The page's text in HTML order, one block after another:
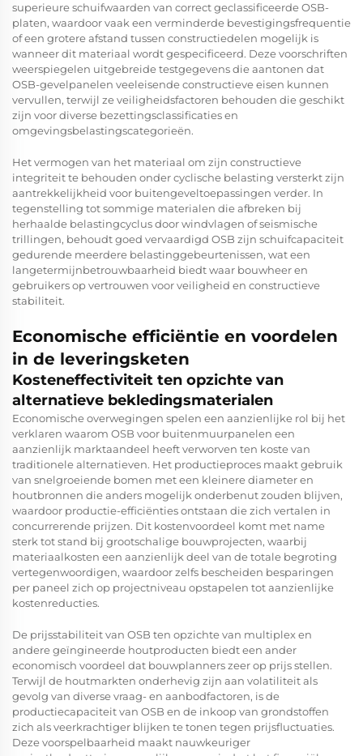
superieure schuifwaarden van correct geclassificeerde OSB-
platen, waardoor vaak een verminderde bevestigingsfrequentie
of een grotere afstand tussen constructiedelen mogelijk is
wanneer dit materiaal wordt gespecificeerd. Deze voorschriften
weerspiegelen uitgebreide testgegevens die aantonen dat
OSB-gevelpanelen veeleisende constructieve eisen kunnen
vervullen, terwijl ze veiligheidsfactoren behouden die geschikt
zijn voor diverse bezettingsclassificaties en
omgevingsbelastingscategorieën.
Het vermogen van het materiaal om zijn constructieve
integriteit te behouden onder cyclische belasting versterkt zijn
aantrekkelijkheid voor buitengeveltoepassingen verder. In
tegenstelling tot sommige materialen die afbreken bij
herhaalde belastingcyclus door windvlagen of seismische
trillingen, behoudt goed vervaardigd OSB zijn schuifcapaciteit
gedurende meerdere belastinggebeurtenissen, wat een
langetermijnbetrouwbaarheid biedt waar bouwheer en
gebruikers op vertrouwen voor veiligheid en constructieve
stabiliteit.
Economische efficiëntie en voordelen
in de leveringsketen
Kosteneffectiviteit ten opzichte van
alternatieve bekledingsmaterialen
Economische overwegingen spelen een aanzienlijke rol bij het
verklaren waarom OSB voor buitenmuurpanelen een
aanzienlijk marktaandeel heeft verworven ten koste van
traditionele alternatieven. Het productieproces maakt gebruik
van snelgroeiende bomen met een kleinere diameter en
houtbronnen die anders mogelijk onderbenut zouden blijven,
waardoor productie-efficiënties ontstaan die zich vertalen in
concurrerende prijzen. Dit kostenvoordeel komt met name
sterk tot stand bij grootschalige bouwprojecten, waarbij
materiaalkosten een aanzienlijk deel van de totale begroting
vertegenwoordigen, waardoor zelfs bescheiden besparingen
per paneel zich op projectniveau opstapelen tot aanzienlijke
kostenreducties.
De prijsstabiliteit van OSB ten opzichte van multiplex en
andere geïngineerde houtproducten biedt een ander
economisch voordeel dat bouwplanners zeer op prijs stellen.
Terwijl de houtmarkten onderhevig zijn aan volatiliteit als
gevolg van diverse vraag- en aanbodfactoren, is de
productiecapaciteit van OSB en de inkoop van grondstoffen
zich als veerkrachtiger blijken te tonen tegen prijsfluctuaties.
Deze voorspelbaarheid maakt nauwkeuriger